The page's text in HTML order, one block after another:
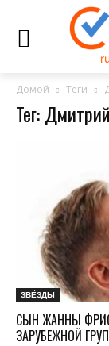
Домой Теги
Тег:
ЗВЁЗДЫ
СЫН ЖАННЫ
ЗАРУБЕЖНОЙ